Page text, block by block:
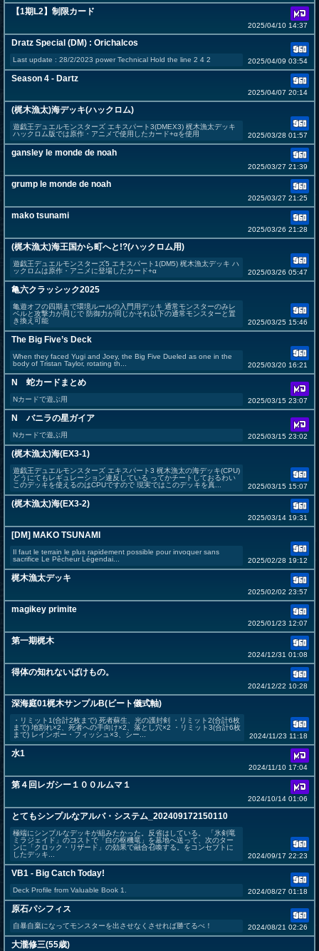
【1期L2】制限カード
2025/04/10 14:37
Dratz Special (DM) : Orichalcos
Last update : 28/2/2023 power Technical Hold the line 2 4 2 2025/04/09 03:54
Season 4 - Dartz
2025/04/07 20:14
(梶木漁太)海デッキ(ハックロム)
遊戯王デュエルモンスターズ エキスパート3(DMEX3) 梶木漁太デッキ
ハックロム版では原作・アニメで使用したカード+αを使用
2025/03/28 01:57
gansley le monde de noah
2025/03/27 21:39
grump le monde de noah
2025/03/27 21:25
mako tsunami
2025/03/26 21:28
(梶木漁太)海王国から町へと!?(ハックロム用)
遊戯王デュエルモンスターズ5 エキスパート1(DM5) 梶木漁太デッキ ハ
ックロムは原作・アニメに登場したカード+α
2025/03/26 05:47
亀六クラッシック2025
亀遊オフの四期まで環境ルールの入門用デッキ 通常モンスターのみレ
ベルと攻撃力が同じで 防御力が同じかそれ以下の通常モンスターと置
き換え可能
2025/03/25 15:46
The Big Five’s Deck
When they faced Yugi and Joey, the Big Five Dueled as one in the
body of Tristan Taylor, rotating th...
2025/03/20 16:21
N 蛇カードまとめ
Nカードで遊ぶ用 2025/03/15 23:07
N バニラの星ガイア
Nカードで遊ぶ用 2025/03/15 23:02
(梶木漁太)海(EX3-1)
遊戯王デュエルモンスターズ エキスパート3 梶木漁太の海デッキ(CPU)
どうにてもレギュレーション違反している ってかチートしておるわい
このデッキを使えるのはCPUですので 現実ではこのデッキを真...
2025/03/15 15:07
(梶木漁太)海(EX3-2)
2025/03/14 19:31
[DM] MAKO TSUNAMI
Il faut le terrain le plus rapidement possible pour invoquer sans
sacrifice Le Pêcheur Légendai...
2025/02/28 19:12
梶木漁太デッキ
2025/02/02 23:57
magikey primite
2025/01/23 12:07
第一期梶木
2024/12/31 01:08
得体の知れないばけもの。
2024/12/22 10:28
深海庭01梶木サンプルB(ビート儀式軸)
・リミット1(合計2枚まで) 死者蘇生、光の護封剣 ・リミット2(合計6枚
まで) 地割れ×2、死者への手向け×2、落とし穴×2 ・リミット3(合計6枚
まで) レインボー・フィッシュ×3、シー...
2024/11/23 11:18
水1
2024/11/10 17:04
第４回レガシー１００ルムマ１
2024/10/14 01:06
とてもシンプルなアルバ・システム_202409172150110
極端にシンプルなデッキが組みたかった。反省はしている。 「氷剣竜
ミラジェイド」のコストで「白の枢機竜」を墓地へ送って、次のター
ンに「クロック・リザード」の効果で融合召喚する。をコンセプトに
したデッキ...
2024/09/17 22:23
VB1 - Big Catch Today!
Deck Profile from Valuable Book 1. 2024/08/27 01:18
原石パシフィス
自暴自棄になってモンスターを出させなくさせれば勝てるべ！ 2024/08/21 02:26
大瀧修三(55歳)